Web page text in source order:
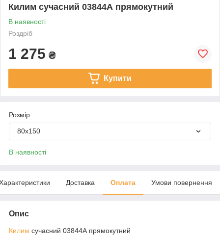
Килим сучасний 03844А прямокутний
В наявності
Роздріб
1 275 ₴
Купити
Розмір
80х150
В наявності
Доставка Оплата Умови повернення
Опис
Килим сучасний 03844А прямокутний